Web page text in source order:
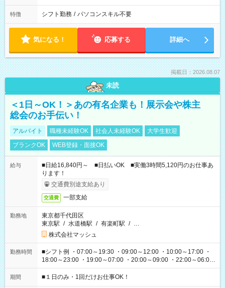
特徴 シフト勤務 / パソコンスキル不要
気になる！ 応募する 詳細へ
掲載日：2026.08.07
未読
＜1日～OK！＞あの有名企業も！展示会や株主
総会のお手伝い！
アルバイト 職種未経験OK 社会人未経験OK
大学生歓迎
ブランクOK
WEB登録・面接OK
給与
■日給16,840円～ ■日払いOK ■実働3時間5,120円のお仕事あ
ります！
交通費別途支給あり
交通費 一部支給
勤務地
東京都千代田区
東京駅 / 水道橋駅 / 有楽町駅 / …
株式会社マッシュ
勤務時間
■シフト例 ・07:00～19:30 ・09:00～12:00 ・10:00～17:00 ・
18:00～23:00 ・19:00～07:00 ・20:00～09:00 ・22:00～06:00
etc ★最短で3時間で5,120円のお仕事から 15時間で2万円近く稼
げるお仕事も！ ご希望のお時間に合わせてご紹介！ ※シフトは
期間 ■１日のみ・1回だけお仕事OK！